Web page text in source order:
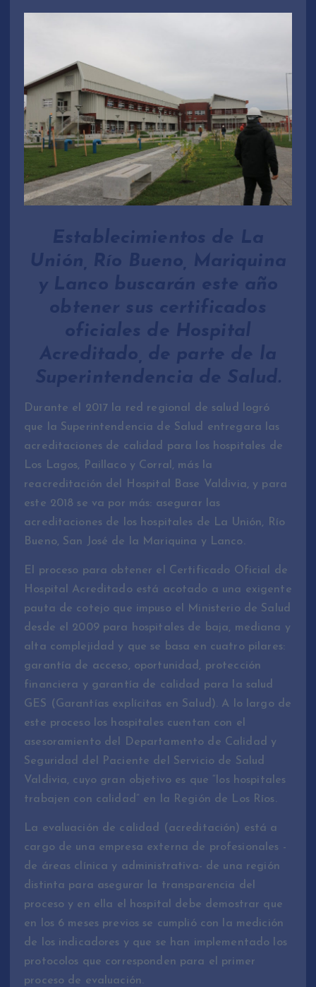
Establecimientos de La
Unión, Río Bueno, Mariquina
y Lanco buscarán este año
obtener sus certificados
oficiales de Hospital
Acreditado, de parte de la
Superintendencia de Salud.
Durante el 2017 la red regional de salud logró
que la Superintendencia de Salud entregara las
acreditaciones de calidad para los hospitales de
Los Lagos, Paillaco y Corral, más la
reacreditación del Hospital Base Valdivia, y para
este 2018 se va por más: asegurar las
acreditaciones de los hospitales de La Unión, Río
Bueno, San José de la Mariquina y Lanco.
El proceso para obtener el Certificado Oficial de
Hospital Acreditado está acotado a una exigente
pauta de cotejo que impuso el Ministerio de Salud
desde el 2009 para hospitales de baja, mediana y
alta complejidad y que se basa en cuatro pilares:
garantía de acceso, oportunidad, protección
financiera y garantía de calidad para la salud
GES (Garantías explícitas en Salud). A lo largo de
este proceso los hospitales cuentan con el
asesoramiento del Departamento de Calidad y
Seguridad del Paciente del Servicio de Salud
Valdivia, cuyo gran objetivo es que “los hospitales
trabajen con calidad” en la Región de Los Ríos.
La evaluación de calidad (acreditación) está a
cargo de una empresa externa de profesionales -
de áreas clínica y administrativa- de una región
distinta para asegurar la transparencia del
proceso y en ella el hospital debe demostrar que
en los 6 meses previos se cumplió con la medición
de los indicadores y que se han implementado los
protocolos que corresponden para el primer
proceso de evaluación.